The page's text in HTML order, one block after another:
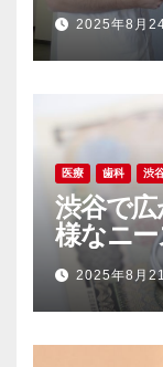
ケアの
2025年8月
医療 歯科 渋
渋谷で
様なニ
最前線
2025年8月